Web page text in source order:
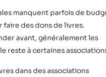
manquent parfois de
des dons de livres.
avant, généralement les
reste à certaines
dans des associations